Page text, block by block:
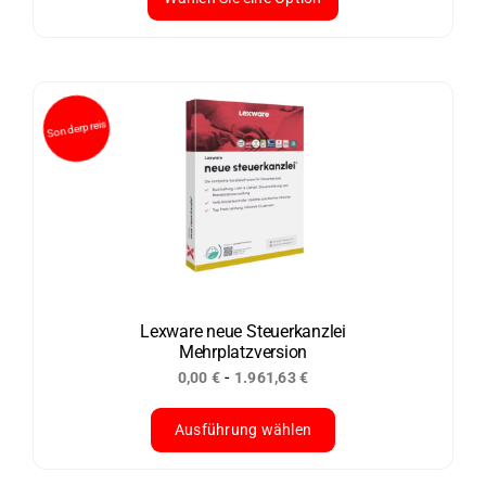
mehrere
Varianten
Optionen
können
der
Produktseite
gewählt
werden
Lexware neue Steuerkanzlei
Mehrplatzversion
0,00 € - 1.961,63€
Ausführung wählen